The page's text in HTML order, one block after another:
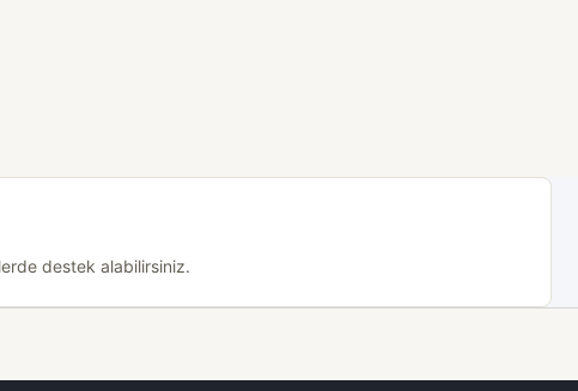
destek alabilirsiniz.